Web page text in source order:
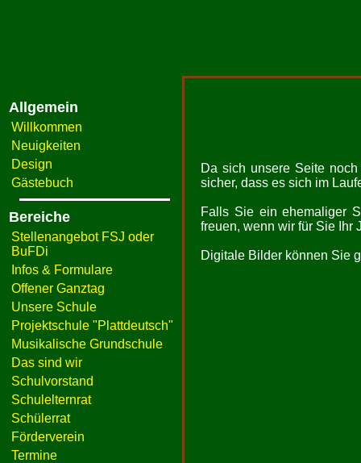
Allgemein
Willkommen
Neuigkeiten
Design
Gästebuch
Bereiche
Stellenangebot FSJ oder
BuFDi
Infos & Formulare
Offener Ganztag
Unsere Schule
Projektschule "Plattdeutsch"
Musikalische Grundschule
Das sind wir
Schulvorstand
Schulelternrat
Schülerrat
Förderverein
Termine
Da sich unsere Seite
sicher, dass es sich im
Falls Sie ein ehemaliger
freuen, wenn wir für Sie Ihr
Digitale Bilder können Sie